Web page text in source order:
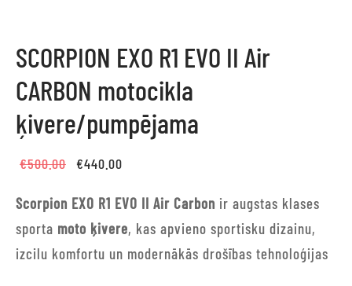
SCORPION EXO R1 EVO II Air
CARBON motocikla
ķivere/pumpējama
€500.00 Original
was:
€500.00.
€440.00
€440.00.
Scorpion EXO R1 EVO II Air Carbon ir augstas klases
sporta moto ķivere, kas apvieno sportisku dizainu,
izcilu komfortu un modernākās drošības tehnoloģijas